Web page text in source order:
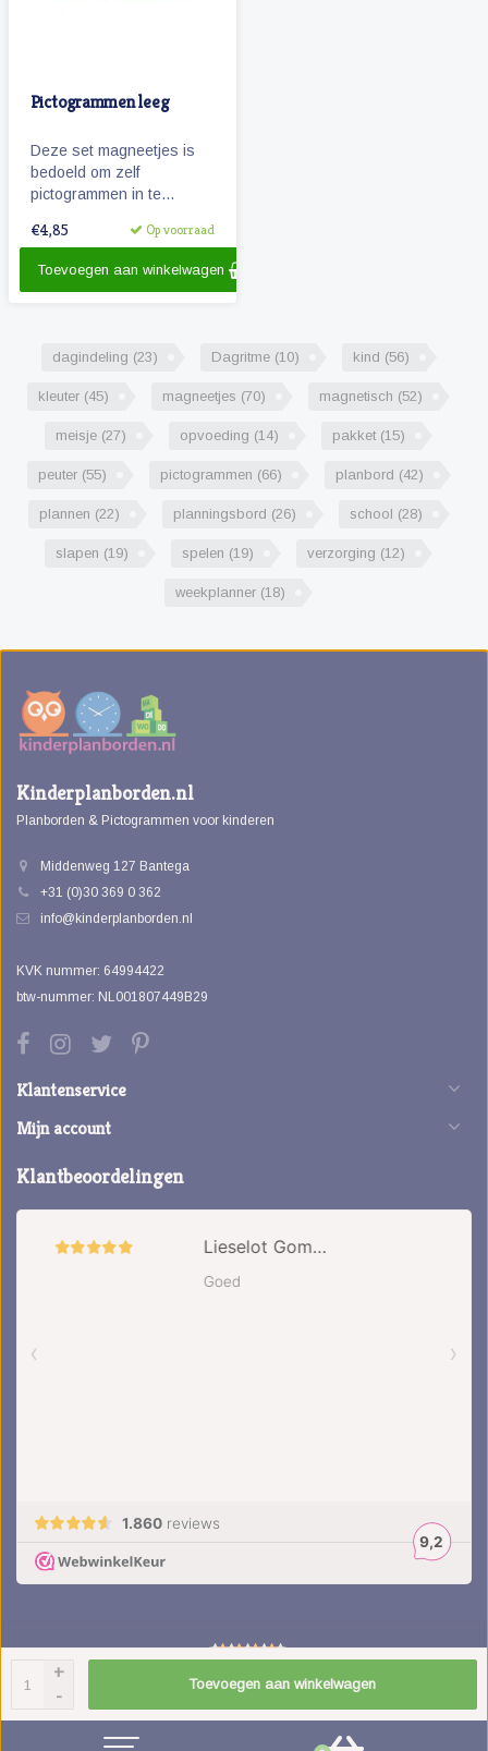
+
-
Toevoegen aan winkelwagen
Pictogrammen leeg
Deze set magneetjes is
bedoeld om zelf
pictogrammen in te
magneetjes de afmetingen
pictogrammen
die passen bij de
Zonneroosje serie.
€4,85 Op voorraad
Toevoegen aan winkelwagen
dagindeling (23) Dagritme (10) kind (56)
kleuter (45) magneetjes (70) magnetisch (52)
meisje (27) opvoeding (14) pakket (15)
peuter (55) pictogrammen (66) planbord (42)
plannen (22) planningsbord (26) school (28)
slapen (19) spelen (19) verzorging (12)
weekplanner (18)
Kinderplanborden.nl
Planborden & Pictogrammen voor kinderen
Middenweg 127 Bantega
+31 (0)30 369 0 362
info@kinderplanborden.nl
KVK nummer: 64994422
btw-nummer: NL001807449B29
Klantenservice
Mijn account
Klantbeoordelingen
5sterren op basis van 1851 beoordelingen. Lees 1851 beoordelingen
© Copyright 2026 kinderplanborden.nl Frontlabel